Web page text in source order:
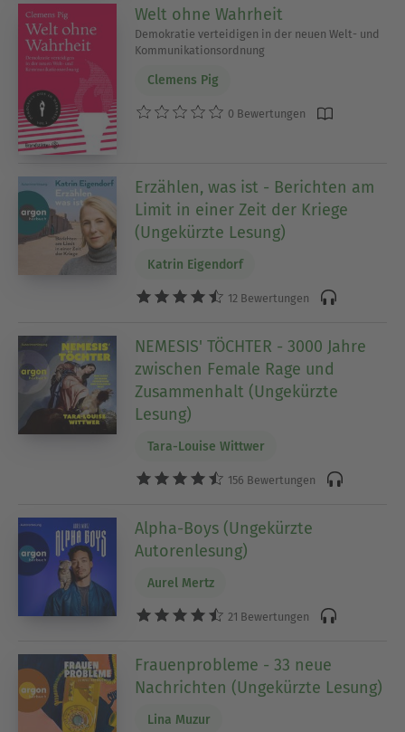
Welt ohne Wahrheit
Demokratie verteidigen in der neuen Welt- und
Kommunikationsordnung
Clemens Pig
0 Bewertungen
Erzählen, was ist - Berichten am
Limit in einer Zeit der Kriege
(Ungekürzte Lesung)
Katrin Eigendorf
12 Bewertungen
NEMESIS' TÖCHTER - 3000 Jahre
zwischen Female Rage und
Zusammenhalt (Ungekürzte
Lesung)
Tara-Louise Wittwer
156 Bewertungen
Alpha-Boys (Ungekürzte
Autorenlesung)
Aurel Mertz
21 Bewertungen
Frauenprobleme - 33 neue
Nachrichten (Ungekürzte Lesung)
Lina Muzur